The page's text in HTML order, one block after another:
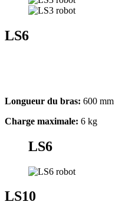
LS6
Longueur du bras: 600 mm
Charge maximale: 6 kg
LS6
LS10